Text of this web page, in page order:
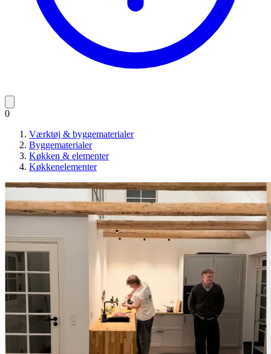
0
Værktøj & byggematerialer
Byggematerialer
Køkken & elementer
Køkkenelementer